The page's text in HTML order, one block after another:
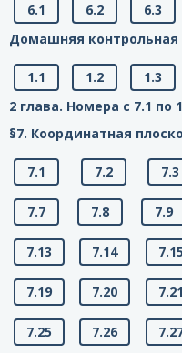
6.1 6.2 6.3
Домашняя контрольная
1.1 1.2 1.3
2 глава. Номера с 7.1
§7. Координатная
7.1 7.2 7.3
7.7 7.8 7.9
7.13 7.14 7.15
7.19 7.20 7.21
7.25 7.26